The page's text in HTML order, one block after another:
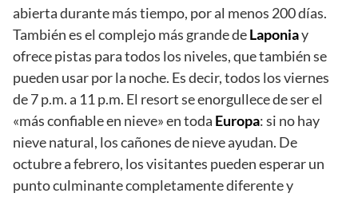
abierta durante más tiempo, por al menos 200 días.
También es el complejo más grande deLaponiay
ofrece pistas para todos los niveles, que también se
pueden usar por la noche. Es decir, todos los viernes
de 7 p.m. a 11 p.m. El resort se enorgullece de ser el
«más confiable en nieve» en toda Europa: si no hay
nieve natural, los cañones de nieve ayudan. De
octubre a febrero, los visitantes pueden esperar un
punto culminante completamente diferente y